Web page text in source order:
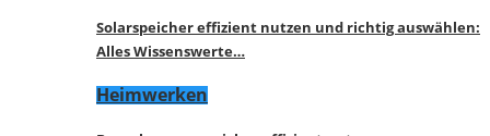
Solarspeicher effizient nutzen und richtig auswählen:
Alles Wissenswerte…
Heimwerken